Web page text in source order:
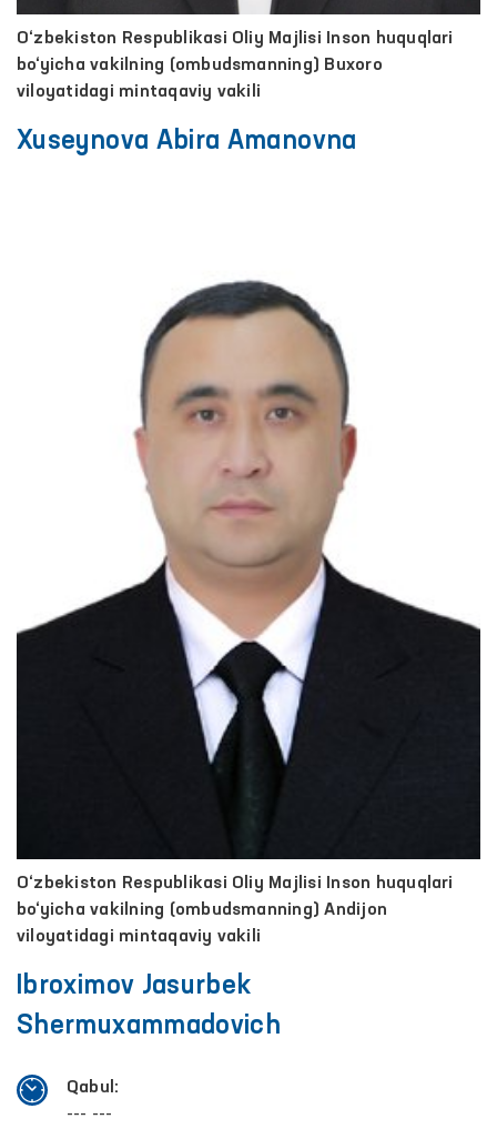
O‘zbekiston Respublikasi Oliy Majlisi Inson huquqlari
bo‘yicha vakilning (ombudsmanning) Buxoro
viloyatidagi mintaqaviy vakili
Xuseynova Abira Amanovna
O‘zbekiston Respublikasi Oliy Majlisi Inson huquqlari
bo‘yicha vakilning (ombudsmanning) Andijon
viloyatidagi mintaqaviy vakili
Ibroximov Jasurbek
Shermuxammadovich
Qabul:
--- ---